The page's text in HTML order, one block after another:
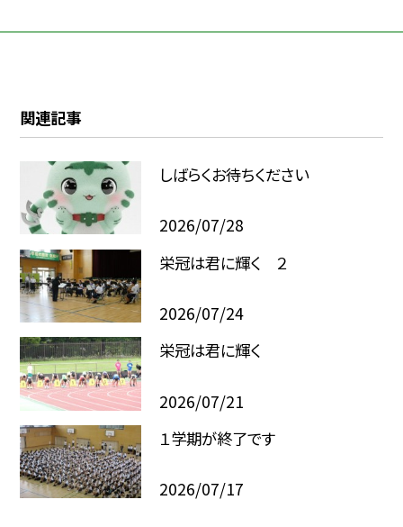
関連記事
しばらくお待ちください
2026/07/28
栄冠は君に輝く ２
2026/07/24
栄冠は君に輝く
2026/07/21
１学期が終了です
2026/07/17